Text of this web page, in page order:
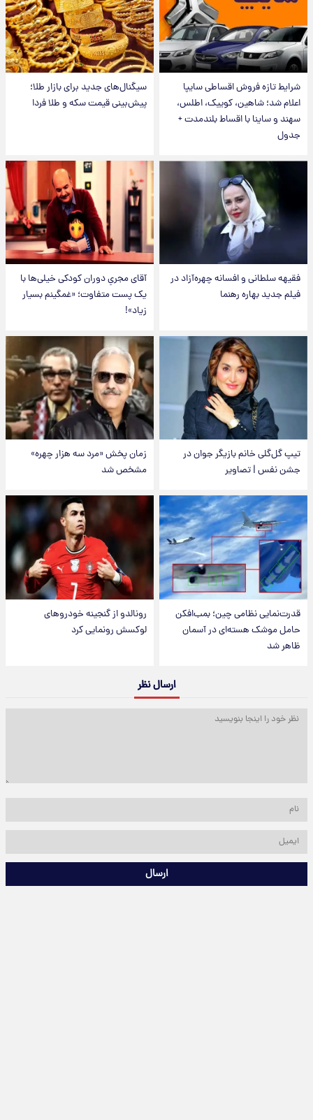
شرایط تازه فروش اقساطی سایپا
اعلام شد؛ شاهین، کوییک، اطلس،
سهند و ساینا با اقساط بلندمدت +
جدول
سیگنال‌های جدید برای بازار طلا؛
پیش‌بینی قیمت سکه و طلا فردا
فقیهه سلطانی و افسانه چهره‌آزاد در
فیلم جدید بهاره رهنما
آقای مجریِ دوران کودکی خیلی‌ها با
یک پست متفاوت؛ «غمگینم بسیار
زیاد»!
تیپ گل‌گلی خانم بازیگر جوان در
جشن نفس | تصاویر
زمان پخش «مرد سه هزار چهره»
مشخص شد
قدرت‌نمایی نظامی چین؛ بمب‌افکن
حامل موشک هسته‌ای در آسمان
ظاهر شد
رونالدو از گنجینه خودروهای
لوکسش رونمایی کرد
ارسال نظر
ارسال